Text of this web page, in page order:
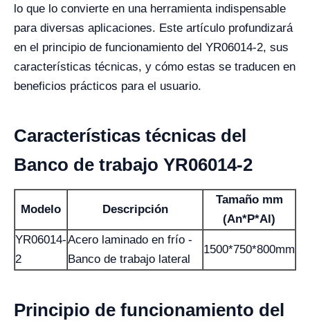
lo que lo convierte en una herramienta indispensable
para diversas aplicaciones. Este artículo profundizará
en el principio de funcionamiento del YR06014-2, sus
características técnicas, y cómo estas se traducen en
beneficios prácticos para el usuario.
Características técnicas del
Banco de trabajo YR06014-2
Modelo Descripción
Tamaño mm
(An*P*Al)
YR06014-
2
Acero laminado en frío -
Banco de trabajo lateral
1500*750*800mm
Principio de funcionamiento del